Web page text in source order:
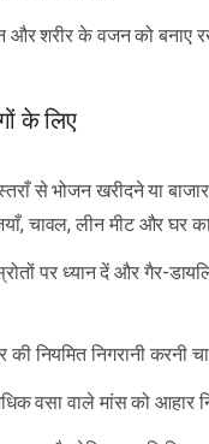
और शरीर के वजन को
के लिए
से भोजन खरीदने या
चावल, लीन मीट और घर
पर ध्यान दें और गैर-
नियमित निगरानी करनी
वसा वाले मांस को आहार